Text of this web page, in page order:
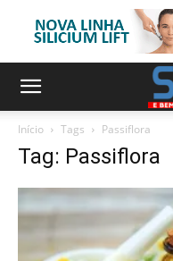
Início Tags Passiflora
Tag: Passiflora